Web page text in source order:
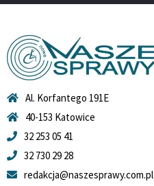
Al. Korfantego 191E
40-153 Katowice
32 253 05 41
32 730 29 28
redakcja@naszesprawy.com.pl